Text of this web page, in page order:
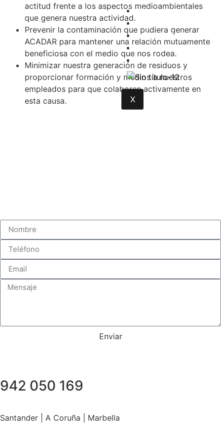
Innovación
Contacto
ACADAR
ACASYS
X
actitud frente a los aspectos medioambientales
que genera nuestra actividad.
Prevenir la contaminación que pudiera generar
ACADAR para mantener una relación mutuamente
beneficiosa con el medio que nos rodea.
Minimizar nuestra generación de residuos y
proporcionar formación y medios a nuestros
empleados para que colaboren activamente en
esta causa.
Enviar
942 050 169
Santander | A Coruña | Marbella